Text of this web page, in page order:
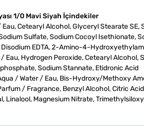
1/0 Mavi Siyah İçindekiler
Eau, Cetearyl Alcohol, Glyceryl Stearate
Sulfate, Sodium Cocoyl Isethionate,
EDTA, 2-Amino-4-
Eau, Hydrogen Peroxide, Cetearyl
Sodium Stannate, Etidronic Acid
/ Water / Eau, Bis-Hydroxy/Methoxy
/ Fragrance, Benzyl Alcohol, Citric
Linalool, Magnesium Nitrate,